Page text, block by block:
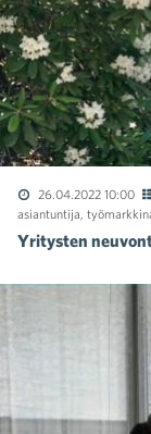
26.04.2022 10:00
asiantuntija,
Yritysten